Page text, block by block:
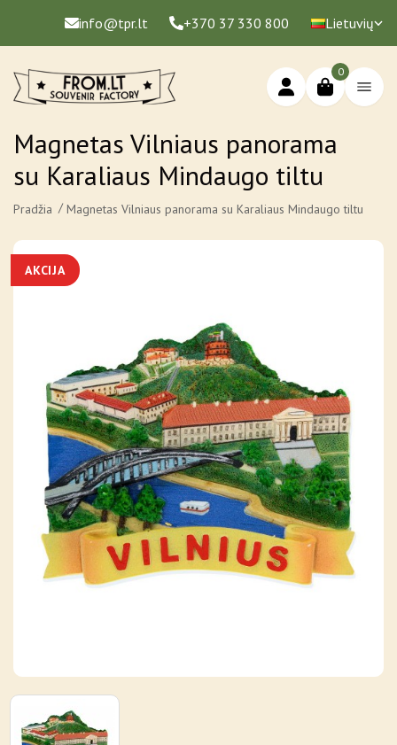
info@tpr.lt +370 37 330 800 Lietuvių
0
Magnetas Vilniaus panorama
su Karaliaus Mindaugo tiltu
Pradžia Magnetas Vilniaus panorama su Karaliaus Mindaugo tiltu
AKCIJA